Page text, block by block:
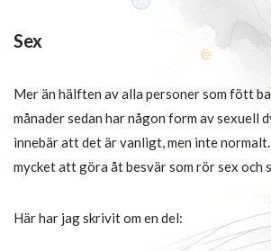
Sex
Mer än hälften av alla personer som fött
månader sedan har någon form av sexuell
innebär att det är vanligt, men inte
mycket att göra åt besvär som rör sex och
Här har jag skrivit om en del: